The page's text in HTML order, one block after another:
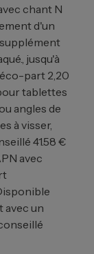
chant N
d'un
jusqu'à
part 2,20
tablettes
angles de
à visser,
41.58 €
avec
avec un